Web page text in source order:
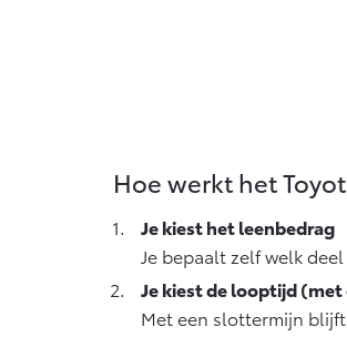
Hoe werkt het
Je kiest het leenbedrag
Je bepaalt zelf welk
Je kiest de looptijd
Met een slottermijn